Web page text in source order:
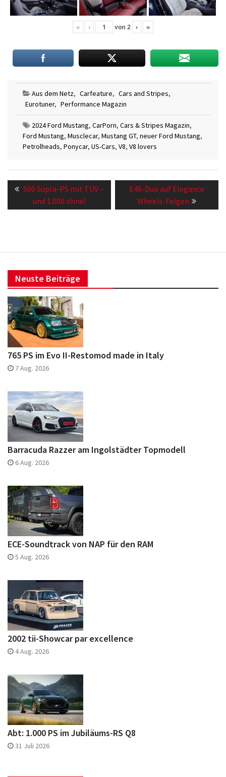
« ‹ von 2 › »
Aus dem Netz, Carfeature, Cars and Stripes,
Eurotuner, Performance Magazin
2024 Ford Mustang, CarPorn, Cars & Stripes Magazin,
Ford Mustang, Musclecar, Mustang GT, neuer Ford Mustang,
Petrolheads, Ponycar, US-Cars, V8, V8 lovers
Beitragsnavigation
Previous
post:
500 Supra-PS mit TÜV –
und 1.000 ohne!
Next
post:
E46-Duo auf Elegance
Wheels-Felgen
Neuste Beiträge
765 PS im Evo II-Restomod made in Italy
7 Aug. 2026
Barracuda Razzer am Ingolstädter Topmodell
6 Aug. 2026
ECE-Soundtrack von NAP für den RAM
5 Aug. 2026
2002 tii-Showcar par excellence
4 Aug. 2026
Abt: 1.000 PS im Jubiläums-RS Q8
31 Juli 2026